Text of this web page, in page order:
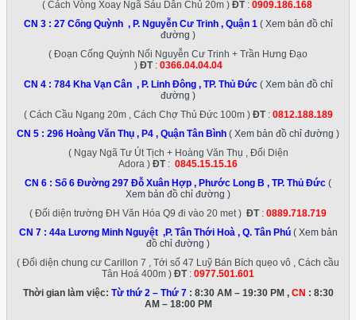
( Cách Vòng Xoay Ngã Sáu Dân Chủ 20m ) ĐT: 0909.186.168
CN 3 : 27 Cống Quỳnh , P. Nguyễn Cư Trinh , Quận 1 ( Xem bản đồ chỉ
đường )
( Đoạn Cống Quỳnh Nối Nguyễn Cư Trinh + Trần Hưng Đạo
) ĐT: 0366.04.04.04
CN 4 : 784 Kha Vạn Cân , P. Linh Đông , TP. Thủ Đức( Xem bản đồ chỉ
đường )
( Cách Cầu Ngang 20m , Cách Chợ Thủ Đức 100m ) ĐT: 0812.188.189
CN 5 : 296 Hoàng Văn Thụ , P4 , Quận Tân Bình ( Xem bản đồ chỉ đường )
( Ngay Ngã Tư Út Tịch + Hoàng Văn Thụ , Đối Diện
Adora ) ĐT: 0845.15.15.16
CN 6 : Số 6 Đường 297 Đỗ Xuân Hợp , Phước Long B , TP. Thủ Đức (
Xem bản đồ chỉ đường )
( Đối diện trường ĐH Văn Hóa Q9 đi vào 20 met ) ĐT: 0889.718.719
CN 7 : 44a Lương Minh Nguyệt ,P. Tân Thới Hoà , Q. Tân Phú ( Xem bản
đồ chỉ đường )
( Đối diện chung cư Carillon 7 , Tới số 47 Luỹ Bán Bích quẹo vô , Cách cầu
Tân Hoá 400m ) ĐT: 0977.501.601
Thời gian làm việc: Từ thứ 2 – Thứ 7: 8:30 AM – 19:30 PM , CN : 8:30
AM – 18:00 PM